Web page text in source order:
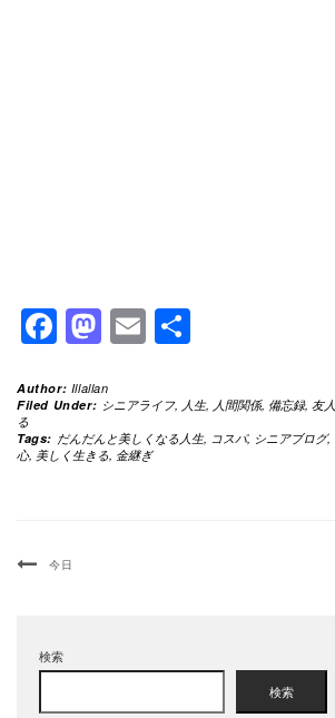
Facebook
Mastodon
Email
Author: Illallan
Filed Under: シニアライフ, 人生, 人間関係, 備忘録, 友人
る
Tags: だんだんと美しくなる人生, コスパ, シニアブログ,
心, 美しく生きる, 金継ぎ
今日
検索
検索